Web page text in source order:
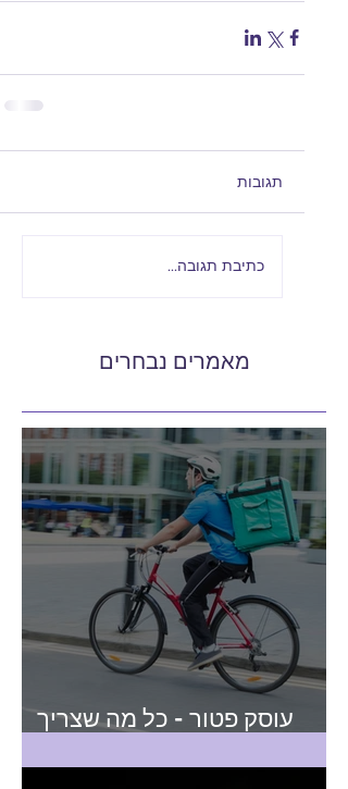
תגובות
כתיבת תגובה...
מאמרים נבחרים
עוסק פטור - כל מה שצריך